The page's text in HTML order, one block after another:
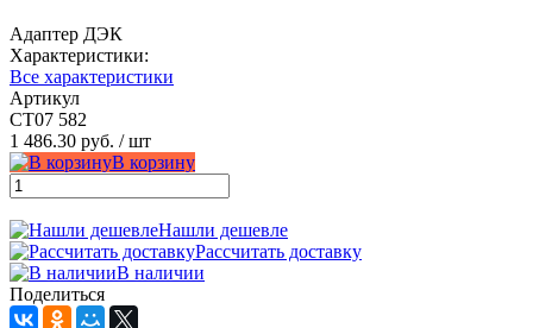
Адаптер ДЭК
Характеристики:
Все характеристики
Артикул
СТ07 582
1 486.30 руб. / шт
В корзину
Нашли дешевле
Рассчитать доставку
В наличии
Поделиться